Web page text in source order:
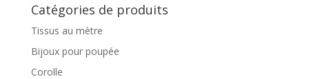
Catégories de produits
Tissus au mètre
Bijoux pour poupée
Corolle